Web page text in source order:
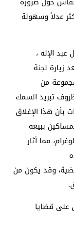
عدلاً وسهولة
الإله ،
زيارة لجنة
من
تبريد السمك
هذا الإغلاق
ببيعه
مما أثار
وقد يكون من
على قضايا